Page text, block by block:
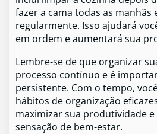
fazer a cama todas as manhãs
regularmente. Isso ajudará
em ordem e aumentará sua
Lembre-se de que organizar
processo contínuo e é
persistente. Com o tempo,
hábitos de organização
maximizar sua produtividade
sensação de bem-estar.